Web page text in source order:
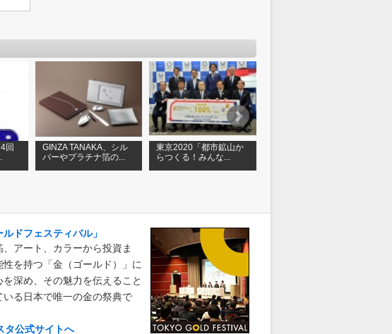
回
GINZA TANAKA、シル
バーやプラチナ箔の...
東京2020「都市鉱山か
らつくる！みんな...
ドフェスティバル」
アート、カラーから投資ま
を持つ「金（ゴールド）」に
深め、その魅力を伝えること
いる日本で唯一の金の祭典で
タ公式サイトへ